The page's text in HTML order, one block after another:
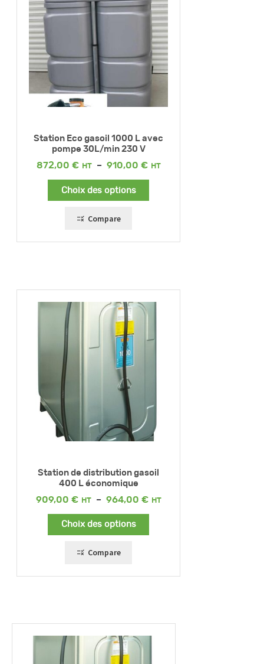
Station Eco gasoil 1000 L avec
pompe 30L/min 230 V
872,00 € – 910,00 €
Plage
Choix des options
Compare
Station de distribution gasoil
400 L économique
909,00 € – 964,00 €
Plage
Choix des options
Compare